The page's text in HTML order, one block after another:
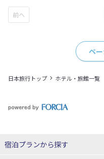
ペ
日本旅行トップ ホテル・旅館一覧
宿泊プランから探す